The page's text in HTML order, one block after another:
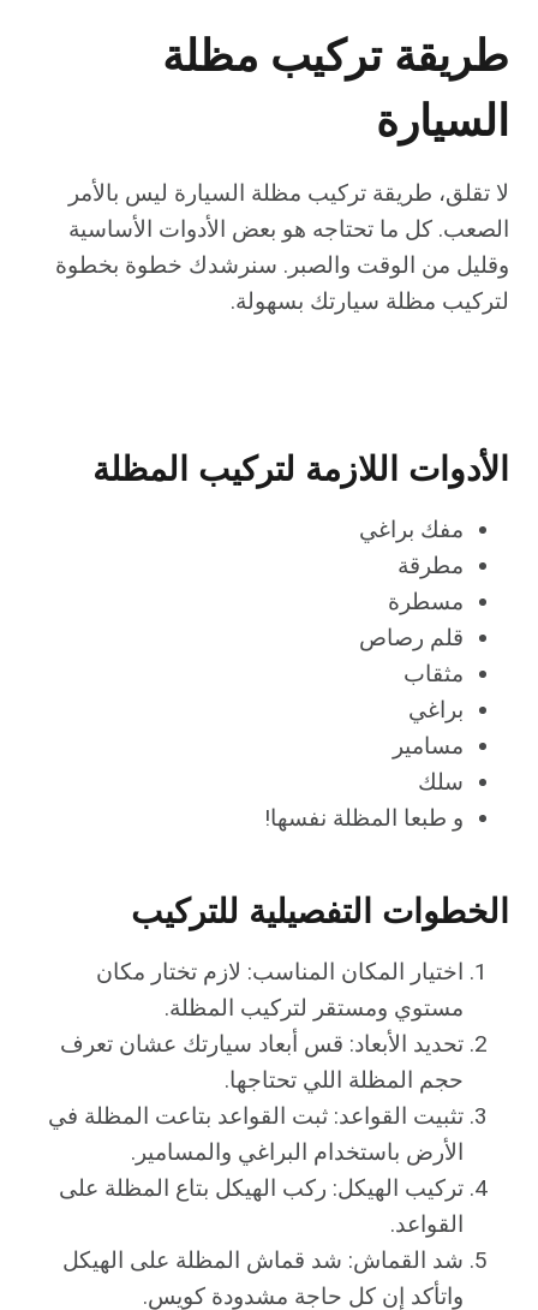
طريقة تركيب مظلة
السيارة
لا تقلق، طريقة تركيب مظلة السيارة ليس بالأمر
الصعب. كل ما تحتاجه هو بعض الأدوات الأساسية
وقليل من الوقت والصبر. سنرشدك خطوة بخطوة
لتركيب مظلة سيارتك بسهولة.
الأدوات اللازمة لتركيب المظلة
مفك براغي
مطرقة
مسطرة
قلم رصاص
مثقاب
براغي
مسامير
سلك
و طبعا المظلة نفسها!
الخطوات التفصيلية للتركيب
اختيار المكان المناسب: لازم تختار مكان
مستوي ومستقر لتركيب المظلة.
تحديد الأبعاد: قس أبعاد سيارتك عشان تعرف
حجم المظلة اللي تحتاجها.
تثبيت القواعد: ثبت القواعد بتاعت المظلة في
الأرض باستخدام البراغي والمسامير.
تركيب الهيكل: ركب الهيكل بتاع المظلة على
القواعد.
شد القماش: شد قماش المظلة على الهيكل
واتأكد إن كل حاجة مشدودة كويس.